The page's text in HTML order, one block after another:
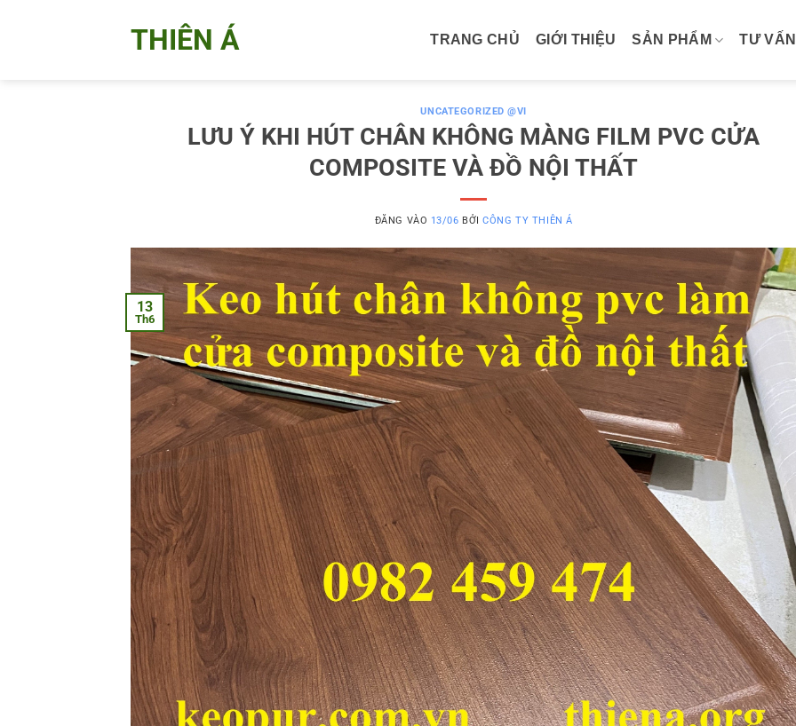
THIÊN Á TRANG CHỦ GIỚI THIỆU SẢN PHẨM TƯ
UNCATEGORIZED @VI
LƯU Ý KHI HÚT CHÂN KHÔNG MÀNG FILM PVC CỬA
COMPOSITE VÀ ĐỒ NỘI THẤT
ĐĂNG VÀO 13/06 BỞICÔNG TY THIÊN Á
13
Th6